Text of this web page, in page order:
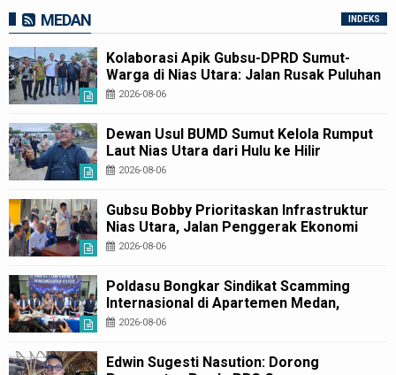
MEDAN INDEKS
Kolaborasi Apik Gubsu-DPRD Sumut-
Warga di Nias Utara: Jalan Rusak Puluhan
Tahun Akhirnya Diperbaiki
2026-08-06
Dewan Usul BUMD Sumut Kelola Rumput
Laut Nias Utara dari Hulu ke Hilir
2026-08-06
Gubsu Bobby Prioritaskan Infrastruktur
Nias Utara, Jalan Penggerak Ekonomi
Mulai Dibenahi
2026-08-06
Poldasu Bongkar Sindikat Scamming
Internasional di Apartemen Medan,
Korban Rugi Rp6,7 Miliar
2026-08-06
Edwin Sugesti Nasution: Dorong